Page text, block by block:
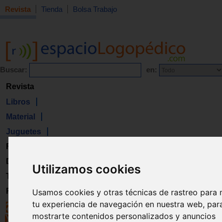
Utilizamos cookies
Usamos cookies y otras técnicas de rastreo para
tu experiencia de navegación en nuestra web,
mostrarte contenidos personalizados y anuncios
Revista Tienda Bolsa Trabajo
Buscar: en:
Revista
Libros
Material
Juguetes
Formación
Directorio
Trabajo
Registro